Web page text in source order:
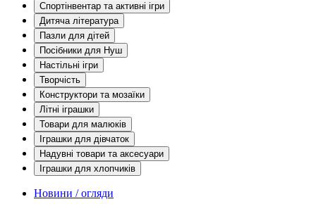
Спортінвентар та активні ігри
Дитяча література
Пазли для дітей
Посібники для Нуш
Настільні ігри
Творчість
Конструктори та мозаїки
Літні іграшки
Товари для малюків
Іграшки для дівчаток
Надувні товари та аксесуари
Іграшки для хлопчиків
Новини / огляди